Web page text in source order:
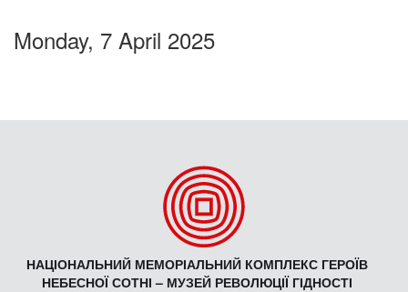
Monday, 7 April 2025
НАЦІОНАЛЬНИЙ МЕМОРІАЛЬНИЙ КОМПЛЕКС ГЕРОЇВ
НЕБЕСНОЇ СОТНІ – МУЗЕЙ РЕВОЛЮЦІЇ ГІДНОСТІ